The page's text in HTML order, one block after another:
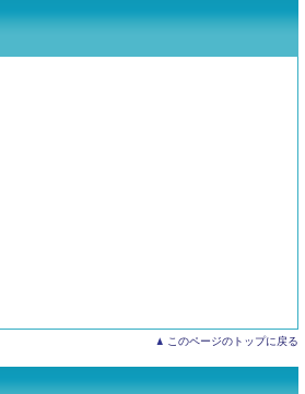
このページのトップに戻る